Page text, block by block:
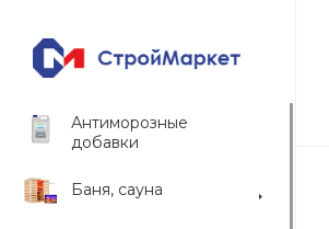
Антиморозные
добавки
Баня, сауна